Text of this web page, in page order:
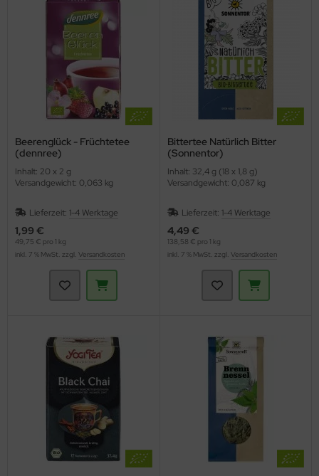
Beerenglück - Früchtetee
(dennree)
Inhalt: 20 x 2 g
Versandgewicht: 0,063 kg
Lieferzeit: 1-4 Werktage
1,99 €
49,75 € pro 1 kg
inkl. 7 % MwSt. zzgl. Versandkosten
Bittertee Natürlich Bitter
(Sonnentor)
Inhalt: 32,4 g (18 x 1,8 g)
Versandgewicht: 0,087 kg
Lieferzeit: 1-4 Werktage
4,49 €
138,58 € pro 1 kg
inkl. 7 % MwSt. zzgl. Versandkosten